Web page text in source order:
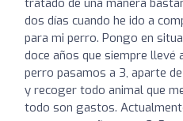
dos días cuando he ido a
para mi perro. Pongo en
doce años que siempre llevé
perro pasamos a 3, aparte
y recoger todo animal que
todo son gastos.